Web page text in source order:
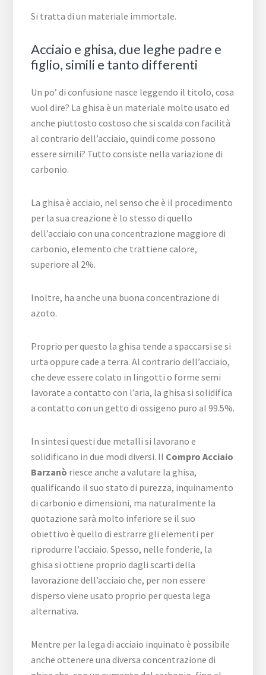
Si tratta di un materiale immortale.
Acciaio e ghisa, due leghe padre e
figlio, simili e tanto differenti
Un po’ di confusione nasce leggendo il titolo, cosa
vuol dire? La ghisa è un materiale molto usato ed
anche piuttosto costoso che si scalda con facilità
al contrario dell’acciaio, quindi come possono
essere simili? Tutto consiste nella variazione di
carbonio.
La ghisa è acciaio, nel senso che è il procedimento
per la sua creazione è lo stesso di quello
dell’acciaio con una concentrazione maggiore di
carbonio, elemento che trattiene calore,
superiore al 2%.
Inoltre, ha anche una buona concentrazione di
azoto.
Proprio per questo la ghisa tende a spaccarsi se si
urta oppure cade a terra. Al contrario dell’acciaio,
che deve essere colato in lingotti o forme semi
lavorate a contatto con l’aria, la ghisa si solidifica
a contatto con un getto di ossigeno puro al 99.5%.
In sintesi questi due metalli si lavorano e
solidificano in due modi diversi. Il Compro Acciaio
Barzanò riesce anche a valutare la ghisa,
qualificando il suo stato di purezza, inquinamento
di carbonio e dimensioni, ma naturalmente la
quotazione sarà molto inferiore se il suo
obiettivo è quello di estrarre gli elementi per
riprodurre l’acciaio. Spesso, nelle fonderie, la
ghisa si ottiene proprio dagli scarti della
lavorazione dell’acciaio che, per non essere
disperso viene usato proprio per questa lega
alternativa.
Mentre per la lega di acciaio inquinato è possibile
anche ottenere una diversa concentrazione di